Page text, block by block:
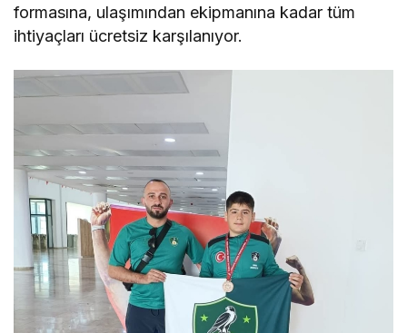
formasına, ulaşımından ekipmanına kadar tüm
ihtiyaçları ücretsiz karşılanıyor.